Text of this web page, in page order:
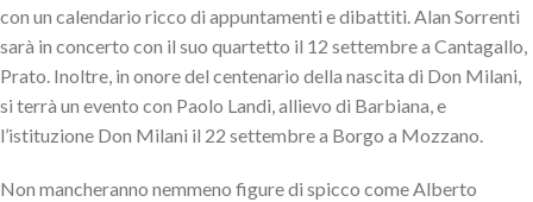
con un calendario ricco di appuntamenti e dibattiti. Alan Sorrenti
sarà in concerto con il suo quartetto il 12 settembre a Cantagallo,
Prato. Inoltre, in onore del centenario della nascita di Don Milani,
si terrà un evento con Paolo Landi, allievo di Barbiana, e
l’istituzione Don Milani il 22 settembre a Borgo a Mozzano.
Non mancheranno nemmeno figure di spicco come Alberto